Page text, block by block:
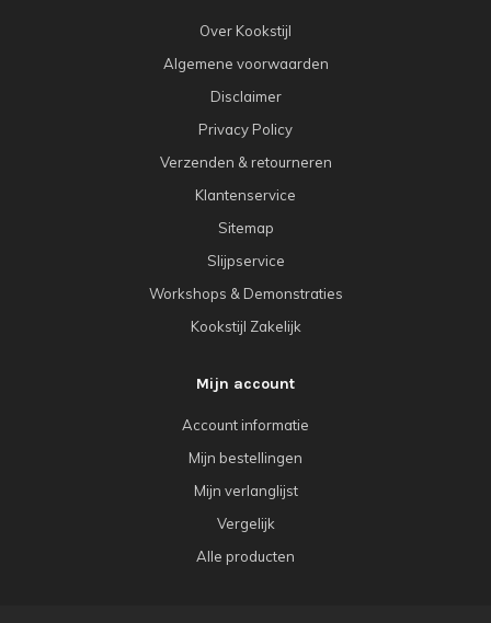
Over Kookstijl
Algemene voorwaarden
Disclaimer
Privacy Policy
Verzenden & retourneren
Klantenservice
Sitemap
Slijpservice
Workshops & Demonstraties
Kookstijl Zakelijk
Mijn account
Account informatie
Mijn bestellingen
Mijn verlanglijst
Vergelijk
Alle producten